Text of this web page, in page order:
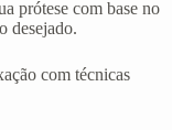
prótese com base no
desejado.
com técnicas